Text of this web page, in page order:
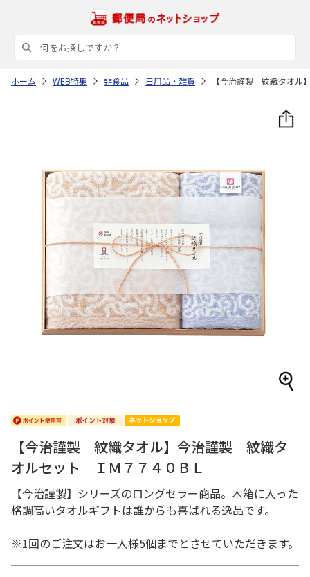
ホーム WEB特集 非食品 日用品・雑貨 【今治謹製 紋織タオ
【今治謹製 紋織タオル】今治謹製 紋織タ
オルセット ＩＭ７７４０ＢＬ
【今治謹製】シリーズのロングセラー商品。木箱に入った
格調高いタオルギフトは誰からも喜ばれる逸品です。
※1回のご注文はお一人様5個までとさせていただきます。